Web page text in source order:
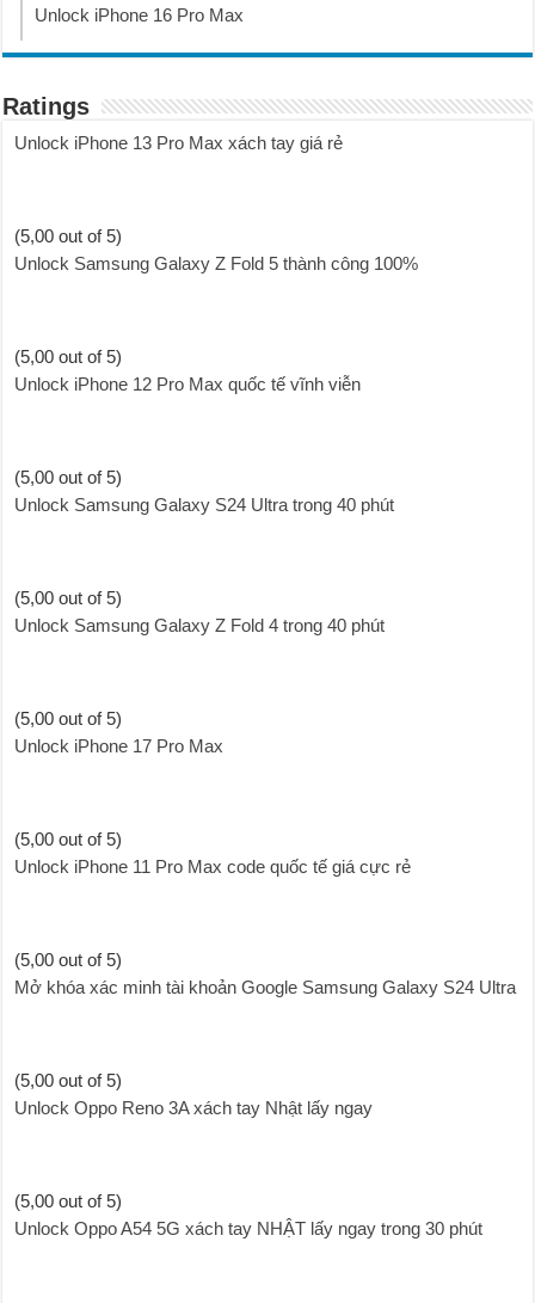
Unlock iPhone 16 Pro Max
Ratings
Unlock iPhone 13 Pro Max xách tay giá rẻ
(5,00 out of 5)
Unlock Samsung Galaxy Z Fold 5 thành công 100%
(5,00 out of 5)
Unlock iPhone 12 Pro Max quốc tế vĩnh viễn
(5,00 out of 5)
Unlock Samsung Galaxy S24 Ultra trong 40 phút
(5,00 out of 5)
Unlock Samsung Galaxy Z Fold 4 trong 40 phút
(5,00 out of 5)
Unlock iPhone 17 Pro Max
(5,00 out of 5)
Unlock iPhone 11 Pro Max code quốc tế giá cực rẻ
(5,00 out of 5)
Mở khóa xác minh tài khoản Google Samsung Galaxy S24 Ultra
(5,00 out of 5)
Unlock Oppo Reno 3A xách tay Nhật lấy ngay
(5,00 out of 5)
Unlock Oppo A54 5G xách tay NHẬT lấy ngay trong 30 phút